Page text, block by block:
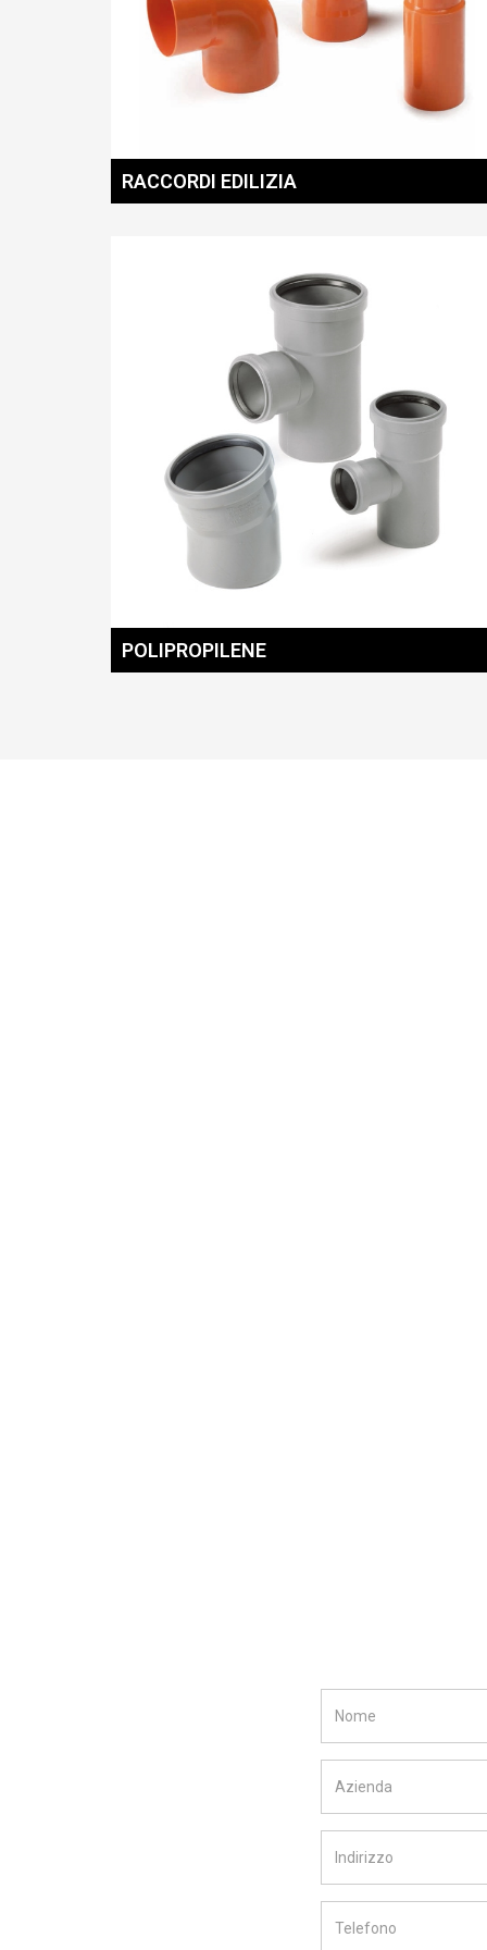
RACCORDI EDILIZIA
POLIPROPILENE